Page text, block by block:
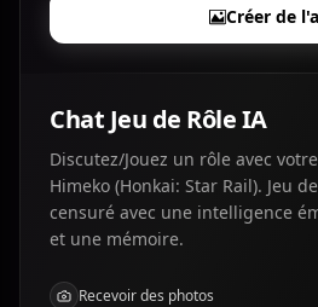
Créer de
Chat Jeu de Rôle IA
Discutez/Jouez un rôle avec
Himeko (Honkai: Star Rail). Jeu
censuré avec une intelligence
et une mémoire.
Recevoir des photos